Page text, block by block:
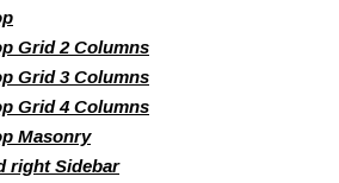
Grid 2 Columns
Grid 3 Columns
Grid 4 Columns
Masonry
right Sidebar